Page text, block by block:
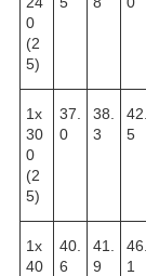
0
(2
5)
1х
30
0
(2
5)
37.
0
38.
3
42.
5
1х
40
40.
6
41.
9
46.
1